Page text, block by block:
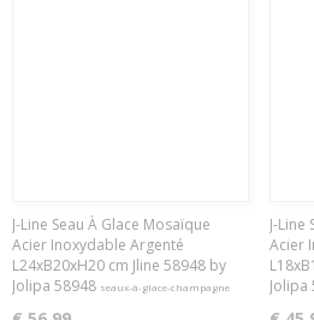
J-Line Seau À Glace Mosaïque
Acier Inoxydable Argenté
L24xB20xH20 cm Jline 58948 by
Jolipa 58948 seaux-à-glace-champagne
J-Line
Acier
Jolipa